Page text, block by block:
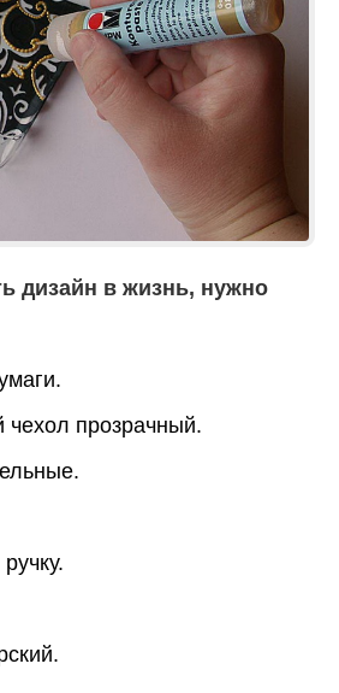
дизайн в жизнь, нужно
прозрачный.